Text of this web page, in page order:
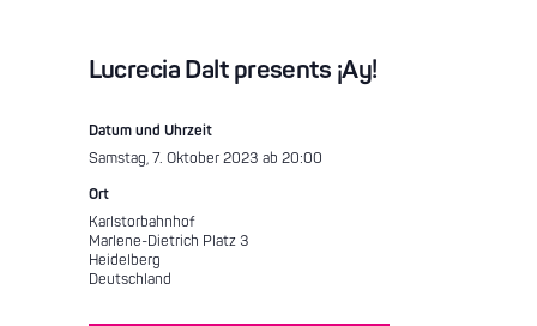
Lucrecia Dalt presents ¡Ay!
Datum und Uhrzeit
Samstag, 7. Oktober 2023 ab 20:00
Ort
Karlstorbahnhof
Marlene-Dietrich Platz 3
Heidelberg
Deutschland